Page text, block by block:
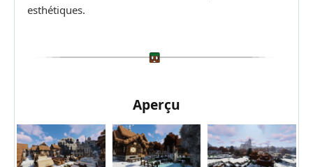
esthétiques.
Aperçu